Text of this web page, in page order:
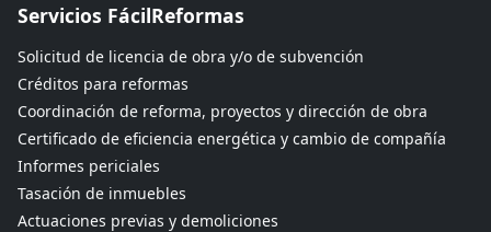
Servicios FácilReformas
Solicitud de licencia de obra y/o de subvención
Créditos para reformas
Coordinación de reforma, proyectos y dirección de obra
Certificado de eficiencia energética y cambio de compañía
Informes periciales
Tasación de inmuebles
Actuaciones previas y demoliciones